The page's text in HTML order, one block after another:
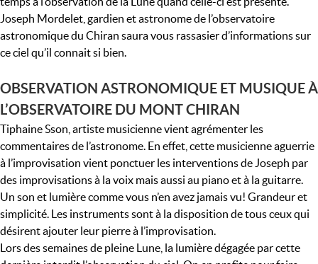
Joseph Mordelet, gardien et astronome de l’observatoire
astronomique du Chiran saura vous rassasier d’informations sur
ce ciel qu’il connait si bien.
OBSERVATION ASTRONOMIQUE ET MUSIQUE À
L’OBSERVATOIRE DU MONT CHIRAN
Tiphaine Sson, artiste musicienne vient agrémenter les
commentaires de l’astronome. En effet, cette musicienne aguerrie
à l’improvisation vient ponctuer les interventions de Joseph par
des improvisations à la voix mais aussi au piano et à la guitarre.
Un son et lumière comme vous n’en avez jamais vu! Grandeur et
simplicité. Les instruments sont à la disposition de tous ceux qui
désirent ajouter leur pierre à l’improvisation.
Lors des semaines de pleine Lune, la lumière dégagée par cette